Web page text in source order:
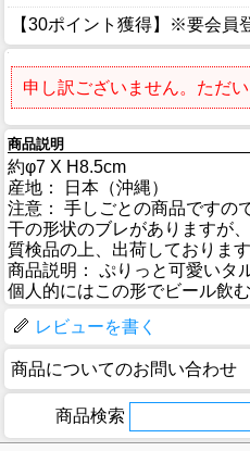
【30ポイント獲得】※要会員
申し訳ございません。ただ
商品説明
約φ7 X H8.5cm
産地： 日本（沖縄）
注意： 手しごとの商品ですの
干の形状のブレがありますが
質検品の上、出荷しておりま
商品説明： ぷりっと可愛いタ
個人的にはこの形でビール飲
レビューを書く
商品についてのお問い合わせ
商品検索